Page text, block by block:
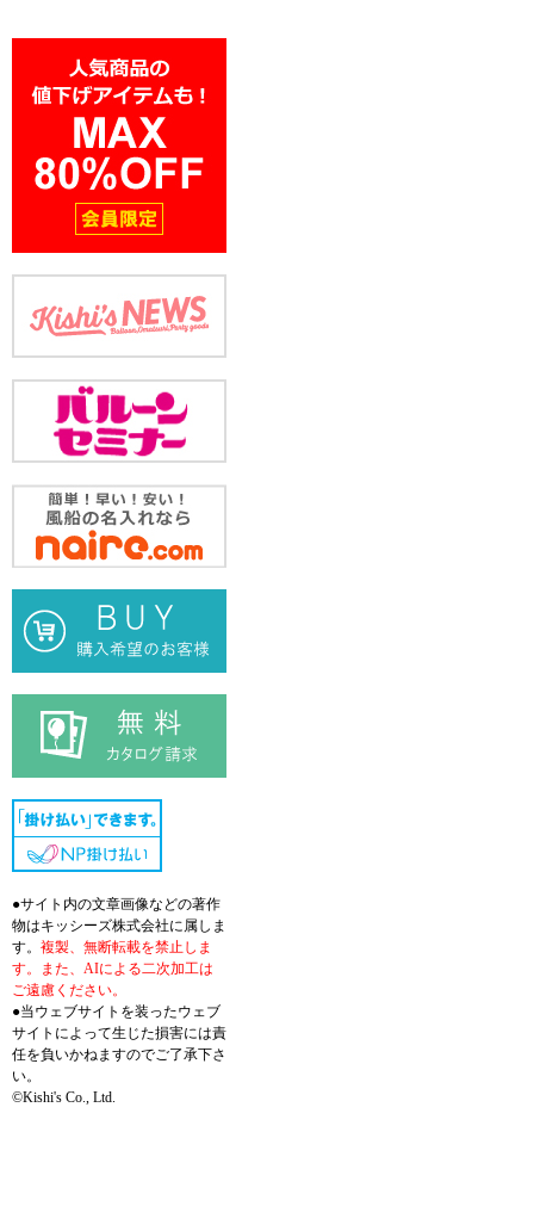
●サイト内の文章画像などの著作
物はキッシーズ株式会社に属しま
す。 複製、無断転載を禁止しま
す。また、AIによる二次加工は
ご遠慮ください。
●当ウェブサイトを装ったウェブ
サイトによって生じた損害には責
任を負いかねますのでご了承下さ
い。
©Kishi's Co., Ltd.